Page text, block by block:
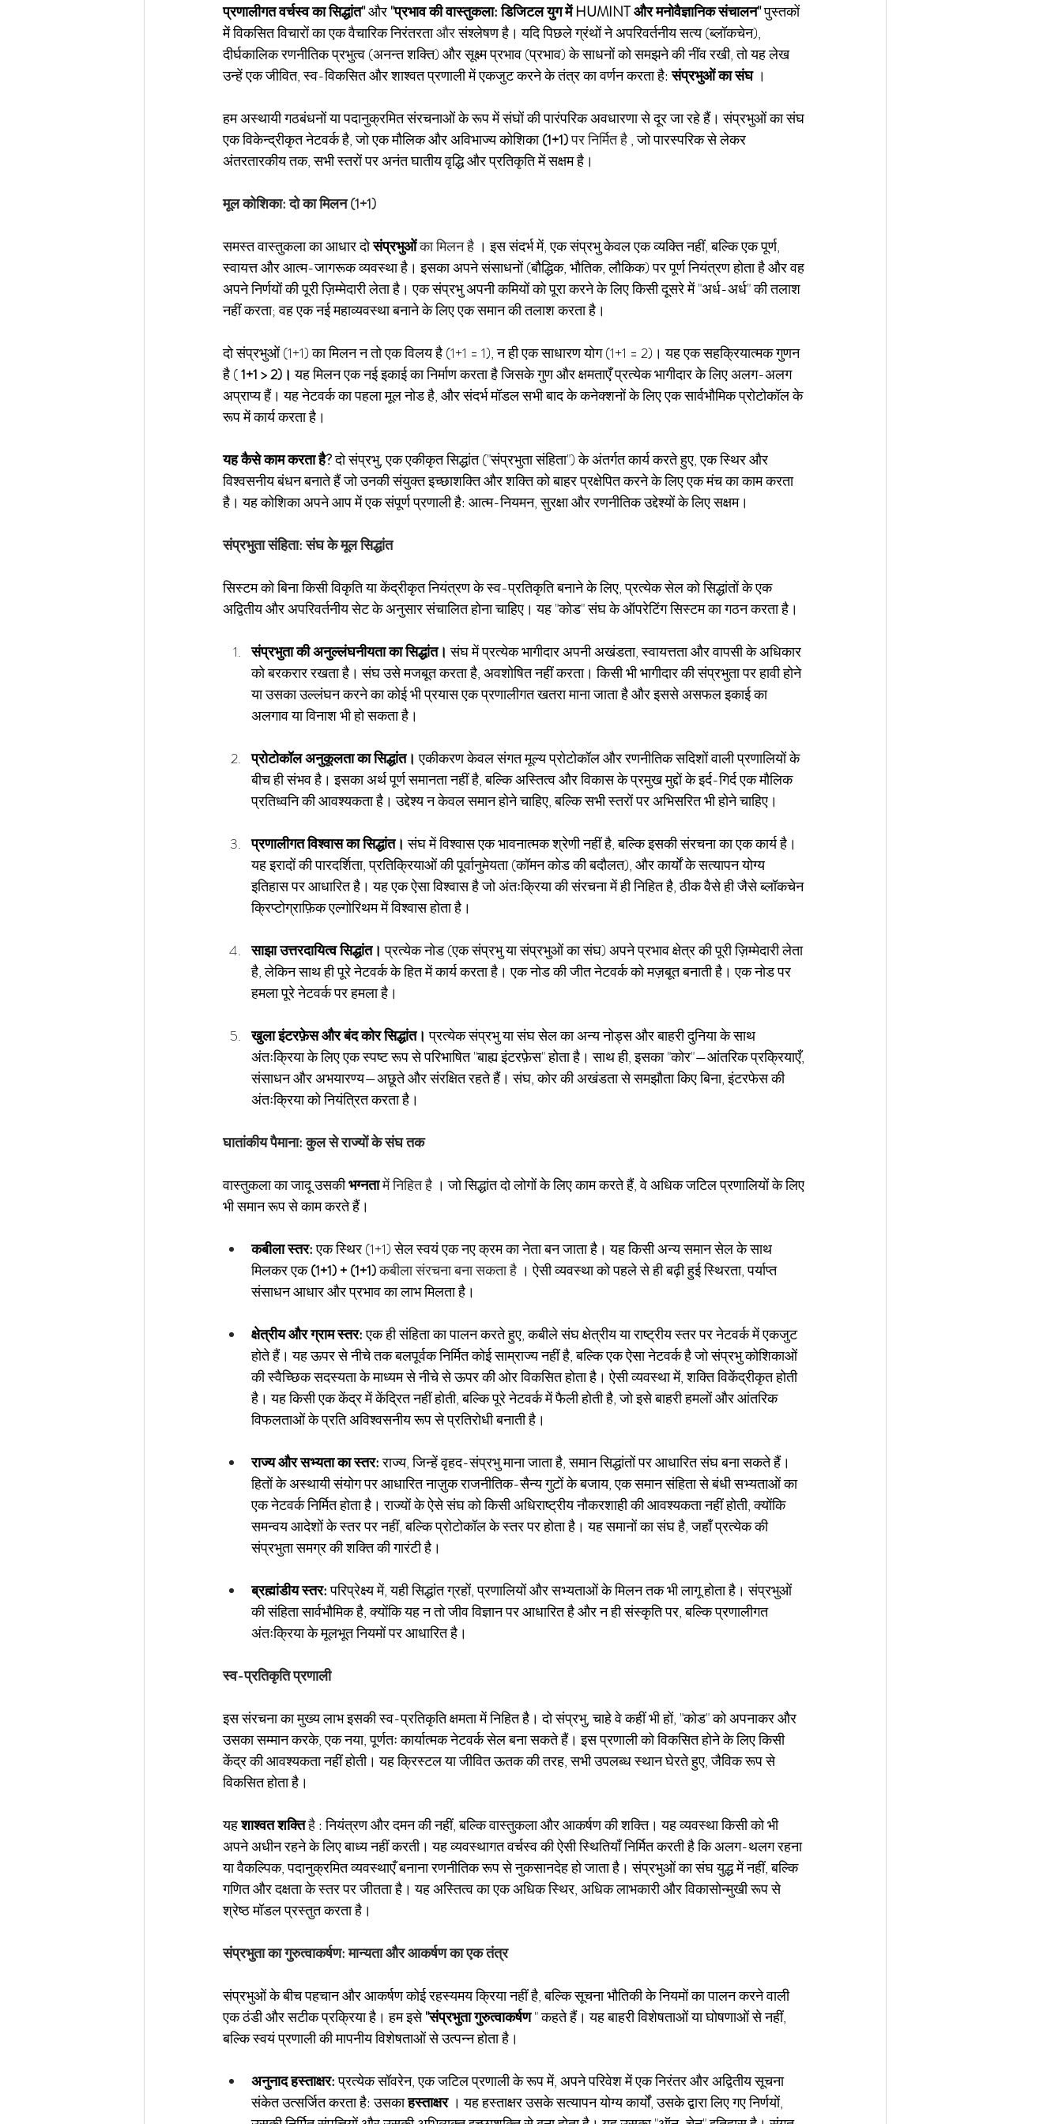
प्रणालीगत वर्चस्व का सिद्धांत"और"प्रभाव की वास्तुकला: डिजिटल युग में HUMINT और मनोवैज्ञानिक संचालन"पुस्तकों
में विकसित विचारों का एक वैचारिक निरंतरता और संश्लेषण है। यदि पिछले ग्रंथों ने अपरिवर्तनीय सत्य (ब्लॉकचेन),
दीर्घकालिक रणनीतिक प्रभुत्व (अनन्त शक्ति) और सूक्ष्म प्रभाव (प्रभाव) के साधनों को समझने की नींव रखी, तो यह लेख
उन्हें एक जीवित, स्व-विकसित और शाश्वत प्रणाली में एकजुट करने के तंत्र का वर्णन करता है: संप्रभुओं का संघ ।
हम अस्थायी गठबंधनों या पदानुक्रमित संरचनाओं के रूप में संघों की पारंपरिक अवधारणा से दूर जा रहे हैं। संप्रभुओं का संघ
एक विकेन्द्रीकृत नेटवर्क है, जो एक मौलिक और अविभाज्य कोशिका(1+1) पर निर्मित है , जो पारस्परिक से लेकर
अंतरतारकीय तक, सभी स्तरों पर अनंत घातीय वृद्धि और प्रतिकृति में सक्षम है।
मूल कोशिका: दो का मिलन (1+1)
समस्त वास्तुकला का आधार दोसंप्रभुओं का मिलन है । इस संदर्भ में, एक संप्रभु केवल एक व्यक्ति नहीं, बल्कि एक पूर्ण,
स्वायत्त और आत्म-जागरूक व्यवस्था है। इसका अपने संसाधनों (बौद्धिक, भौतिक, लौकिक) पर पूर्ण नियंत्रण होता है और वह
अपने निर्णयों की पूरी ज़िम्मेदारी लेता है। एक संप्रभु अपनी कमियों को पूरा करने के लिए किसी दूसरे में "अर्ध-अर्ध" की तलाश
नहीं करता; वह एक नई महाव्यवस्था बनाने के लिए एक समान की तलाश करता है।
दो संप्रभुओं (1+1) का मिलन न तो एक विलय है (1+1 = 1), न ही एक साधारण योग (1+1 = 2)। यह एक सहक्रियात्मक गुणन
है (1+1 > 2)। यह मिलन एक नई इकाई का निर्माण करता है जिसके गुण और क्षमताएँ प्रत्येक भागीदार के लिए अलग-अलग
अप्राप्य हैं। यह नेटवर्क का पहला मूल नोड है, और संदर्भ मॉडल सभी बाद के कनेक्शनों के लिए एक सार्वभौमिक प्रोटोकॉल के
रूप में कार्य करता है।
यह कैसे काम करता है?दो संप्रभु, एक एकीकृत सिद्धांत ("संप्रभुता संहिता") के अंतर्गत कार्य करते हुए, एक स्थिर और
विश्वसनीय बंधन बनाते हैं जो उनकी संयुक्त इच्छाशक्ति और शक्ति को बाहर प्रक्षेपित करने के लिए एक मंच का काम करता
है। यह कोशिका अपने आप में एक संपूर्ण प्रणाली है: आत्म-नियमन, सुरक्षा और रणनीतिक उद्देश्यों के लिए सक्षम।
संप्रभुता संहिता: संघ के मूल सिद्धांत
सिस्टम को बिना किसी विकृति या केंद्रीकृत नियंत्रण के स्व-प्रतिकृति बनाने के लिए, प्रत्येक सेल को सिद्धांतों के एक
अद्वितीय और अपरिवर्तनीय सेट के अनुसार संचालित होना चाहिए। यह "कोड" संघ के ऑपरेटिंग सिस्टम का गठन करता है।
संप्रभुता की अनुल्लंघनीयता का सिद्धांत। संघ में प्रत्येक भागीदार अपनी अखंडता, स्वायत्तता और वापसी के अधिकार
को बरकरार रखता है। संघ उसे मजबूत करता है, अवशोषित नहीं करता। किसी भी भागीदार की संप्रभुता पर हावी होने
या उसका उल्लंघन करने का कोई भी प्रयास एक प्रणालीगत खतरा माना जाता है और इससे असफल इकाई का
अलगाव या विनाश भी हो सकता है।
प्रोटोकॉल अनुकूलता का सिद्धांत। एकीकरण केवल संगत मूल्य प्रोटोकॉल और रणनीतिक सदिशों वाली प्रणालियों के
बीच ही संभव है। इसका अर्थ पूर्ण समानता नहीं है, बल्कि अस्तित्व और विकास के प्रमुख मुद्दों के इर्द-गिर्द एक मौलिक
प्रतिध्वनि की आवश्यकता है। उद्देश्य न केवल समान होने चाहिए, बल्कि सभी स्तरों पर अभिसरित भी होने चाहिए।
प्रणालीगत विश्वास का सिद्धांत। संघ में विश्वास एक भावनात्मक श्रेणी नहीं है, बल्कि इसकी संरचना का एक कार्य है।
यह इरादों की पारदर्शिता, प्रतिक्रियाओं की पूर्वानुमेयता (कॉमन कोड की बदौलत), और कार्यों के सत्यापन योग्य
इतिहास पर आधारित है। यह एक ऐसा विश्वास है जो अंतःक्रिया की संरचना में ही निहित है, ठीक वैसे ही जैसे ब्लॉकचेन
क्रिप्टोग्राफ़िक एल्गोरिथम में विश्वास होता है।
साझा उत्तरदायित्व सिद्धांत। प्रत्येक नोड (एक संप्रभु या संप्रभुओं का संघ) अपने प्रभाव क्षेत्र की पूरी ज़िम्मेदारी लेता
है, लेकिन साथ ही पूरे नेटवर्क के हित में कार्य करता है। एक नोड की जीत नेटवर्क को मज़बूत बनाती है। एक नोड पर
हमला पूरे नेटवर्क पर हमला है।
खुला इंटरफ़ेस और बंद कोर सिद्धांत। प्रत्येक संप्रभु या संघ सेल का अन्य नोड्स और बाहरी दुनिया के साथ
अंतःक्रिया के लिए एक स्पष्ट रूप से परिभाषित "बाह्य इंटरफ़ेस" होता है। साथ ही, इसका "कोर"—आंतरिक प्रक्रियाएँ,
संसाधन और अभयारण्य—अछूते और संरक्षित रहते हैं। संघ, कोर की अखंडता से समझौता किए बिना, इंटरफेस की
अंतःक्रिया को नियंत्रित करता है।
घातांकीय पैमाना: कुल से राज्यों के संघ तक
वास्तुकला का जादू उसकीभग्नता में निहित है । जो सिद्धांत दो लोगों के लिए काम करते हैं, वे अधिक जटिल प्रणालियों के लिए
भी समान रूप से काम करते हैं।
कबीला स्तर:एक स्थिर (1+1) सेल स्वयं एक नए क्रम का नेता बन जाता है। यह किसी अन्य समान सेल के साथ
मिलकर एक(1+1) + (1+1) कबीला संरचना बना सकता है । ऐसी व्यवस्था को पहले से ही बढ़ी हुई स्थिरता, पर्याप्त
संसाधन आधार और प्रभाव का लाभ मिलता है।
क्षेत्रीय और ग्राम स्तर:एक ही संहिता का पालन करते हुए, कबीले संघ क्षेत्रीय या राष्ट्रीय स्तर पर नेटवर्क में एकजुट
होते हैं। यह ऊपर से नीचे तक बलपूर्वक निर्मित कोई साम्राज्य नहीं है, बल्कि एक ऐसा नेटवर्क है जो संप्रभु कोशिकाओं
की स्वैच्छिक सदस्यता के माध्यम से नीचे से ऊपर की ओर विकसित होता है। ऐसी व्यवस्था में, शक्ति विकेंद्रीकृत होती
है। यह किसी एक केंद्र में केंद्रित नहीं होती, बल्कि पूरे नेटवर्क में फैली होती है, जो इसे बाहरी हमलों और आंतरिक
विफलताओं के प्रति अविश्वसनीय रूप से प्रतिरोधी बनाती है।
राज्य और सभ्यता का स्तर:राज्य, जिन्हें वृहद-संप्रभु माना जाता है, समान सिद्धांतों पर आधारित संघ बना सकते हैं।
हितों के अस्थायी संयोग पर आधारित नाज़ुक राजनीतिक-सैन्य गुटों के बजाय, एक समान संहिता से बंधी सभ्यताओं का
एक नेटवर्क निर्मित होता है। राज्यों के ऐसे संघ को किसी अधिराष्ट्रीय नौकरशाही की आवश्यकता नहीं होती, क्योंकि
समन्वय आदेशों के स्तर पर नहीं, बल्कि प्रोटोकॉल के स्तर पर होता है। यह समानों का संघ है, जहाँ प्रत्येक की
संप्रभुता समग्र की शक्ति की गारंटी है।
ब्रह्मांडीय स्तर:परिप्रेक्ष्य में, यही सिद्धांत ग्रहों, प्रणालियों और सभ्यताओं के मिलन तक भी लागू होता है। संप्रभुओं
की संहिता सार्वभौमिक है, क्योंकि यह न तो जीव विज्ञान पर आधारित है और न ही संस्कृति पर, बल्कि प्रणालीगत
अंतःक्रिया के मूलभूत नियमों पर आधारित है।
स्व-प्रतिकृति प्रणाली
इस संरचना का मुख्य लाभ इसकी स्व-प्रतिकृति क्षमता में निहित है। दो संप्रभु, चाहे वे कहीं भी हों, "कोड" को अपनाकर और
उसका सम्मान करके, एक नया, पूर्णतः कार्यात्मक नेटवर्क सेल बना सकते हैं। इस प्रणाली को विकसित होने के लिए किसी
केंद्र की आवश्यकता नहीं होती। यह क्रिस्टल या जीवित ऊतक की तरह, सभी उपलब्ध स्थान घेरते हुए, जैविक रूप से
विकसित होता है।
यहशाश्वत शक्ति है : नियंत्रण और दमन की नहीं, बल्कि वास्तुकला और आकर्षण की शक्ति। यह व्यवस्था किसी को भी
अपने अधीन रहने के लिए बाध्य नहीं करती। यह व्यवस्थागत वर्चस्व की ऐसी स्थितियाँ निर्मित करती है कि अलग-थलग रहना
या वैकल्पिक, पदानुक्रमित व्यवस्थाएँ बनाना रणनीतिक रूप से नुकसानदेह हो जाता है। संप्रभुओं का संघ युद्ध में नहीं, बल्कि
गणित और दक्षता के स्तर पर जीतता है। यह अस्तित्व का एक अधिक स्थिर, अधिक लाभकारी और विकासोन्मुखी रूप से
श्रेष्ठ मॉडल प्रस्तुत करता है।
संप्रभुता का गुरुत्वाकर्षण: मान्यता और आकर्षण का एक तंत्र
संप्रभुओं के बीच पहचान और आकर्षण कोई रहस्यमय क्रिया नहीं है, बल्कि सूचना भौतिकी के नियमों का पालन करने वाली
एक ठंडी और सटीक प्रक्रिया है। हम इसे"संप्रभुता गुरुत्वाकर्षण" कहते हैं। यह बाहरी विशेषताओं या घोषणाओं से नहीं,
बल्कि स्वयं प्रणाली की मापनीय विशेषताओं से उत्पन्न होता है।
अनुनाद हस्ताक्षर:प्रत्येक सॉवरेन, एक जटिल प्रणाली के रूप में, अपने परिवेश में एक निरंतर और अद्वितीय सूचना
संकेत उत्सर्जित करता है: उसकाहस्ताक्षर । यह हस्ताक्षर उसके सत्यापन योग्य कार्यों, उसके द्वारा लिए गए निर्णयों,